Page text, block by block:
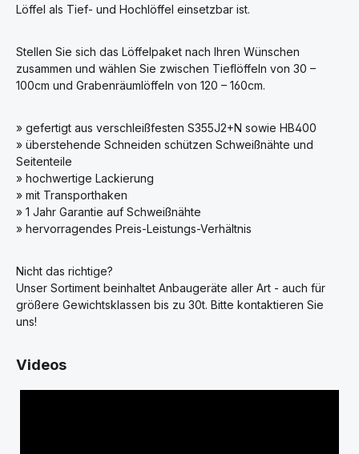
Löffel als Tief- und Hochlöffel einsetzbar ist.
Stellen Sie sich das Löffelpaket nach Ihren Wünschen
zusammen und wählen Sie zwischen Tieflöffeln von 30 –
100cm und Grabenräumlöffeln von 120 – 160cm.
» gefertigt aus verschleißfesten S355J2+N sowie HB400
» überstehende Schneiden schützen Schweißnähte und
Seitenteile
» hochwertige Lackierung
» mit Transporthaken
» 1 Jahr Garantie auf Schweißnähte
» hervorragendes Preis-Leistungs-Verhältnis
Nicht das richtige?
Unser Sortiment beinhaltet Anbaugeräte aller Art - auch für
größere Gewichtsklassen bis zu 30t. Bitte kontaktieren Sie
uns!
Videos